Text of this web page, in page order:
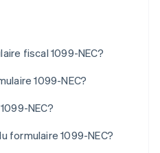
fiscal 1099-NEC?
1099-NEC?
NEC?
formulaire 1099-NEC?